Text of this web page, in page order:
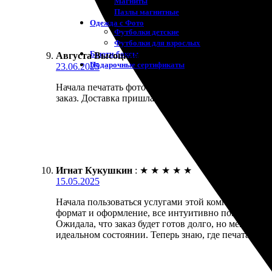
Пазлы магнитные
Одежда с Фото
Футболки детские
Футболки для взрослых
Бьюти-боксы
Подарочные сертификаты
Августа Высоцкая
23.06.2025
Начала печатать фото и осталась довольна!
заказ. Доставка пришла точно в срок, а качество
Игнат Кукушкин : ★ ★ ★ ★ ★
15.05.2025
Начала пользоваться услугами этой компании для
формат и оформление, все интуитивно понятно.
Ожидала, что заказ будет готов долго, но меня
идеальном состоянии. Теперь знаю, где печатать